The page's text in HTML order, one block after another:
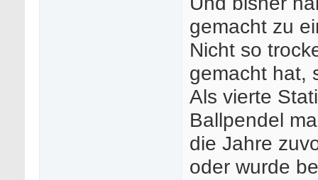
gemacht zu
Nicht so
gemacht hat,
Als vierte
Ballpendel
die Jahre
oder wurde